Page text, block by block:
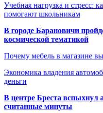
Учебная нагрузка и стресс:
помогают школьникам
В городе Барановичи
космической тематикой
Почему мебель в магазине
Экономика владения
деньги
В центре Бреста вспыхнул
считанные минуты